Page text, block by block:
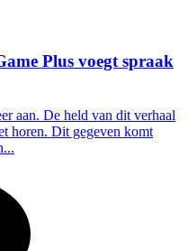
Plus voegt spraak
aan. De held van dit verhaal
horen. Dit gegeven komt